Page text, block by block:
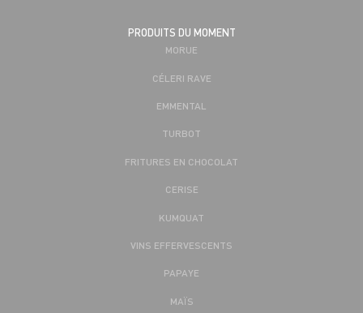
PRODUITS DU MOMENT
MORUE
CÉLERI RAVE
EMMENTAL
TURBOT
FRITURES EN CHOCOLAT
CERISE
KUMQUAT
VINS EFFERVESCENTS
PAPAYE
MAÏS